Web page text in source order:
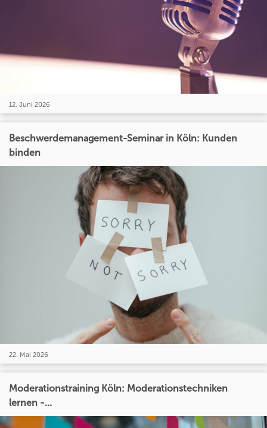
12. Juni 2026
Beschwerdemanagement-Seminar in Köln: Kunden
binden
22. Mai 2026
Moderationstraining Köln: Moderationstechniken
lernen -...